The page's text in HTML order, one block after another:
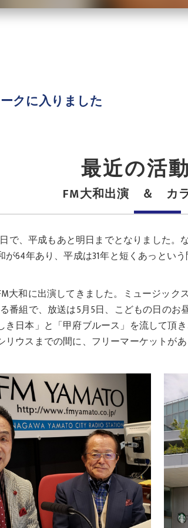
クに入りました
FM大和出演 ＆ カ
最近の活
で、平成もあと明日までとなりました
が64年あり、平成は31年と短くあっとい
大和に出演してきました。ミュージッ
番組で、放送は5月5日、こどもの日のお
き日本」と「甲府ブルース」を流して頂
ウスまでの間に、フリーマーケットが